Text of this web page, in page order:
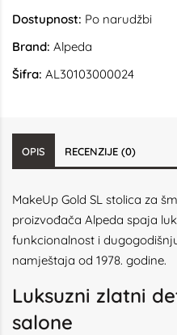
Dostupnost: Po narudžbi
Brand: Alpeda
Šifra: AL30103000024
OPIS RECENZIJE (0)
MakeUp Gold SL stolica za
proizvođača Alpeda spaja
funkcionalnost i
namještaja od 1978. godine.
Luksuzni zlatni
salone